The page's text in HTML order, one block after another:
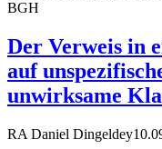
BGH
Der Verweis in
auf
unwirksame
RA Daniel Dingeldey